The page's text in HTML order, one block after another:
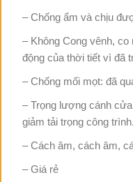
– Chống ẩm và chịu
– Không Cong vênh,
động của thời tiết vì đã
– Chống mối mọt: đã
– Trọng lượng cánh
giảm tải trọng công trình.
– Cách âm, cách âm,
– Giá rẻ